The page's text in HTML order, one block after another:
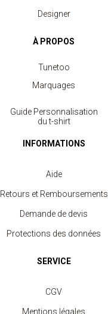
Designer
À PROPOS
Tunetoo
Marquages
Guide Personnalisation
du t-shirt
INFORMATIONS
Aide
Retours et Remboursements
Demande de devis
Protections des données
SERVICE
CGV
Mentions légales